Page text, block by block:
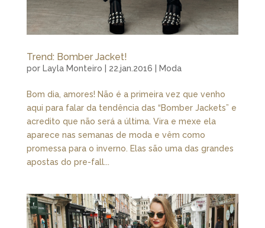
Trend: Bomber Jacket!
por Layla Monteiro 22.jan.2016 Moda
Bom dia, amores! Não é a primeira vez que venho
aqui para falar da tendência das “Bomber Jackets” e
acredito que não será a última. Vira e mexe ela
aparece nas semanas de moda e vêm como
promessa para o inverno. Elas são uma das grandes
apostas do pre-fall...